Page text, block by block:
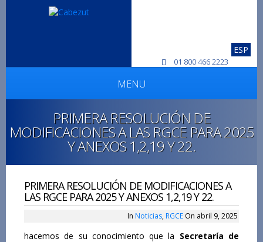
ESP
01 800 466 2223
MENU
PRIMERA RESOLUCIÓN DE
MODIFICACIONES A LAS RGCE PARA 2025
Y ANEXOS 1,2,19 Y 22.
PRIMERA RESOLUCIÓN DE MODIFICACIONES A
LAS RGCE PARA 2025 Y ANEXOS 1,2,19 Y 22.
In Noticias, RGCE On abril 9, 2025
hacemos de su conocimiento que la Secretaría de